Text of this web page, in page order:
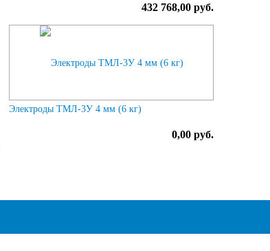
432 768,00 руб.
Электроды ТМЛ-3У 4 мм (6 кг)
0,00 руб.